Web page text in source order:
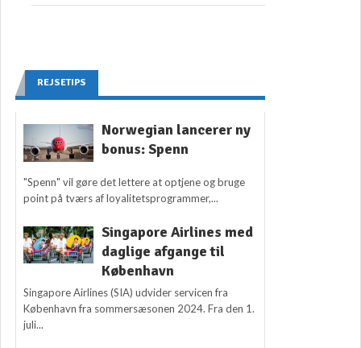
REJSETIPS
Norwegian lancerer ny
bonus: Spenn
"Spenn" vil gøre det lettere at optjene og bruge
point på tværs af loyalitetsprogrammer,...
Singapore Airlines med
daglige afgange til
København
Singapore Airlines (SIA) udvider servicen fra
København fra sommersæsonen 2024. Fra den 1.
juli...